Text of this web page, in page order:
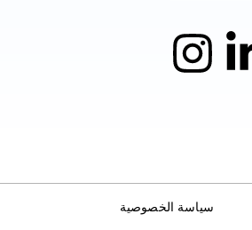
سياسة الخصوصية